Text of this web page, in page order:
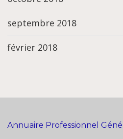
septembre 2018
février 2018
Annuaire Professionnel